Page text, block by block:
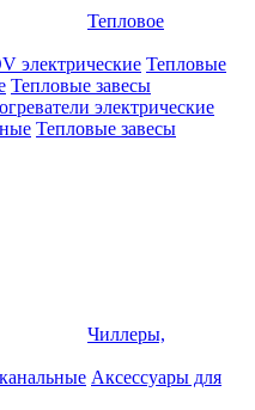
Тепловое
электрические Тепловые
Тепловые завесы
электрические
Тепловые завесы
Чиллеры,
Аксессуары для